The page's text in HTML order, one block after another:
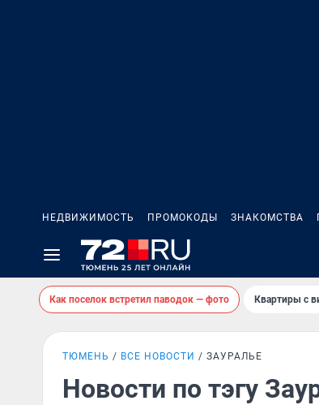
НЕДВИЖИМОСТЬ ПРОМОКОДЫ ЗНАКОМСТВА
Как поселок встретил паводок — фото Квартиры с
ТЮМЕНЬ ВСЕ НОВОСТИ ЗАУРАЛЬЕ
Новости по тэгу